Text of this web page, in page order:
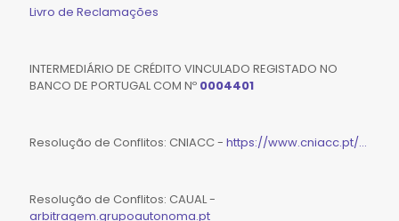
Livro de Reclamações
INTERMEDIÁRIO DE CRÉDITO VINCULADO REGISTADO NO
BANCO DE PORTUGAL COM Nº 0004401
Resolução de Conflitos: CNIACC - https://www.cniacc.pt/...
Resolução de Conflitos: CAUAL -
arbitragem.grupoautonoma.pt